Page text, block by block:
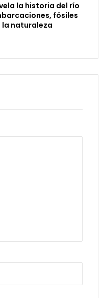
la historia del río
fósiles
la naturaleza